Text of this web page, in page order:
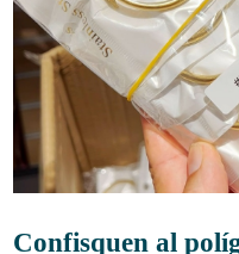
Confisquen al